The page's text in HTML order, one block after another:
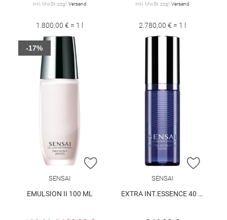
inkl. MwSt. zzgl. Versand
1.800,00 € = 1 l
inkl. MwSt. zzgl. Versand
2.780,00 € = 1 l
ZUR WUNSCHLISTE HINZUFÜGEN
SENSAI
EMULSION II 100 ML
-17%
ZUR
SENSAI
EXTRA INT.ESSENCE 40 ML